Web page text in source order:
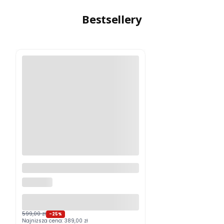
Bestsellery
Grafitowy PROMOCJA
599,00 zł -25%
Najniższa cena: 389,00 zł